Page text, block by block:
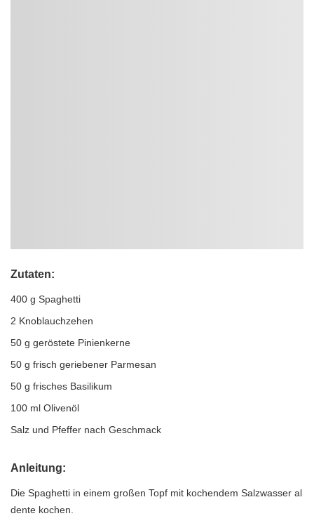
Zutaten:
400 g Spaghetti
2 Knoblauchzehen
50 g geröstete Pinienkerne
50 g frisch geriebener Parmesan
50 g frisches Basilikum
100 ml Olivenöl
Salz und Pfeffer nach Geschmack
Anleitung:
Die Spaghetti in einem großen Topf mit kochendem Salzwasser al
dente kochen.